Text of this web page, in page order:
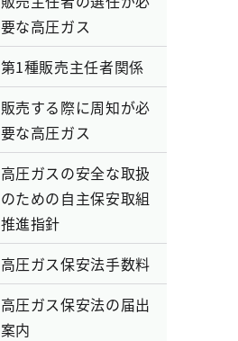
要な高圧ガス
第1種販売主任者関係
販売する際に周知が必
要な高圧ガス
高圧ガスの安全な取扱
のための自主保安取組
推進指針
高圧ガス保安法手数料
高圧ガス保安法の届出
案内